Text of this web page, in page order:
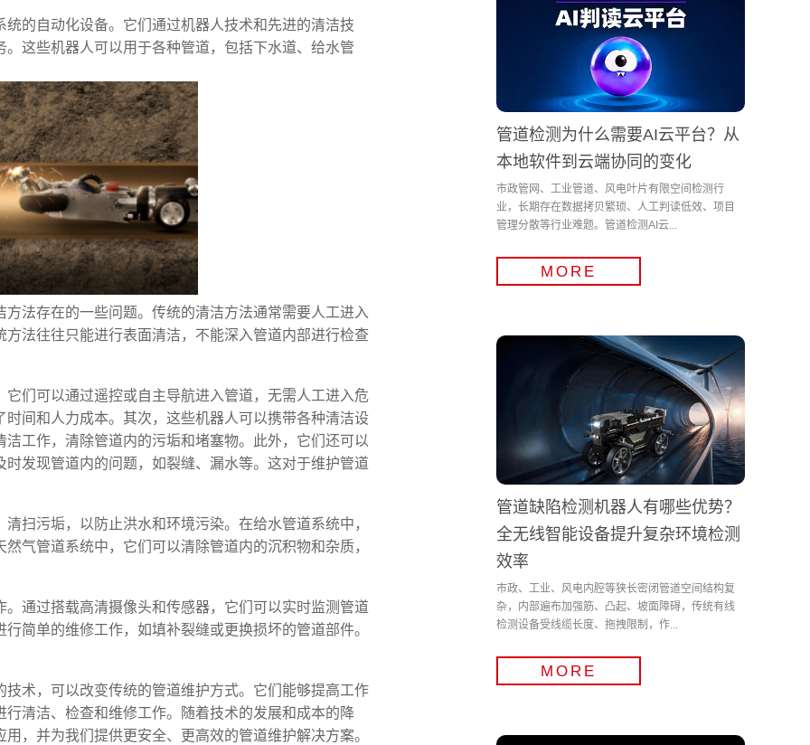
的自动化设备。它们通过机器人技术和先进的清洁技
这些机器人可以用于各种管道，包括下水道、给水管
法存在的一些问题。传统的清洁方法通常需要人工进入
法往往只能进行表面清洁，不能深入管道内部进行检查
们可以通过遥控或自主导航进入管道，无需人工进入危
间和人力成本。其次，这些机器人可以携带各种清洁设
工作，清除管道内的污垢和堵塞物。此外，它们还可以
发现管道内的问题，如裂缝、漏水等。这对于维护管道
扫污垢，以防止洪水和环境污染。在给水管道系统中，
气管道系统中，它们可以清除管道内的沉积物和杂质，
通过搭载高清摄像头和传感器，它们可以实时监测管道
简单的维修工作，如填补裂缝或更换损坏的管道部件。
术，可以改变传统的管道维护方式。它们能够提高工作
清洁、检查和维修工作。随着技术的发展和成本的降
，并为我们提供更安全、更高效的管道维护解决方案。
管道检测为什么需要AI云平台？从
本地软件到云端协同的变化
市政管网、工业管道、风电叶片有限空间检测行
业，长期存在数据拷贝繁琐、人工判读低效、项目
管理分散等行业难题。管道检测AI云...
MORE
管道缺陷检测机器人有哪些优势？
全无线智能设备提升复杂环境检测
效率
市政、工业、风电内腔等狭长密闭管道空间结构复
杂，内部遍布加强筋、凸起、坡面障碍，传统有线
检测设备受线缆长度、拖拽限制，作...
MORE